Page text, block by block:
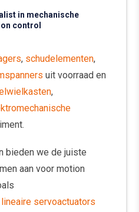
in mechanische
control
, schudelementen,
uit voorraad en
,
bieden we de juiste
aan voor motion
lineaire servoactuators